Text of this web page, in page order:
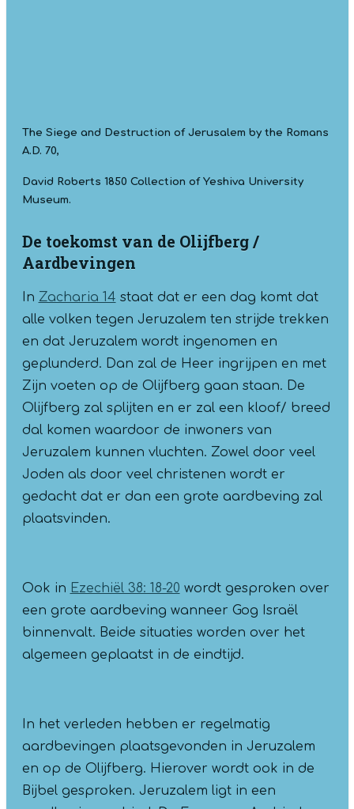
The Siege and Destruction of Jerusalem by the Romans
A.D. 70,
David Roberts 1850 Collection of Yeshiva University
Museum.
De toekomst van de Olijfberg /
Aardbevingen
In Zacharia 14 staat dat er een dag komt dat
alle volken tegen Jeruzalem ten strijde trekken
en dat Jeruzalem wordt ingenomen en
geplunderd. Dan zal de Heer ingrijpen en met
Zijn voeten op de Olijfberg gaan staan. De
Olijfberg zal splijten en er zal een kloof/ breed
dal komen waardoor de inwoners van
Jeruzalem kunnen vluchten. Zowel door veel
Joden als door veel christenen wordt er
gedacht dat er dan een grote aardbeving zal
plaatsvinden.
Ook in Ezechiël 38: 18-20 wordt gesproken over
een grote aardbeving wanneer Gog Israël
binnenvalt. Beide situaties worden over het
algemeen geplaatst in de eindtijd.
In het verleden hebben er regelmatig
aardbevingen plaatsgevonden in Jeruzalem
en op de Olijfberg. Hierover wordt ook in de
Bijbel gesproken. Jeruzalem ligt in een